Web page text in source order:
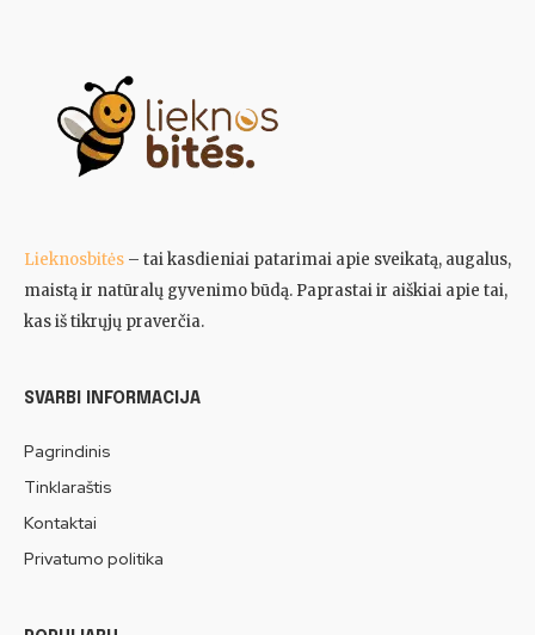
Lieknosbitės – tai kasdieniai patarimai apie sveikatą, augalus,
maistą ir natūralų gyvenimo būdą. Paprastai ir aiškiai apie tai,
kas iš tikrųjų praverčia.
SVARBI INFORMACIJA
Pagrindinis
Tinklaraštis
Kontaktai
Privatumo politika